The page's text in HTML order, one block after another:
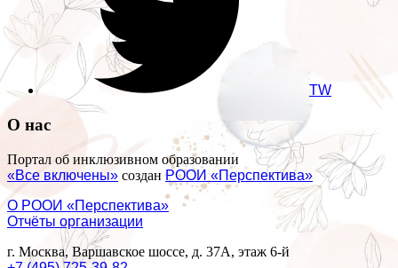
TW
О нас
Портал об инклюзивном образовании
«Все включены» созданРООИ «Перспектива»
О РООИ «Перспектива»
Отчёты организации
г. Москва, Варшавское шоссе, д. 37А, этаж 6-й